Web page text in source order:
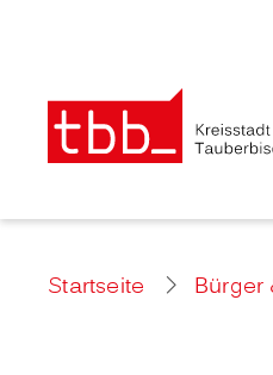
Startseite Bürger